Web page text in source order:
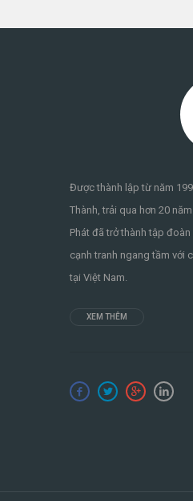
Được thành lập từ năm
Thành, trải qua hơn 20
Phát đã trở thành tập
cạnh tranh ngang tầm với
tại Việt Nam.
XEM THÊM